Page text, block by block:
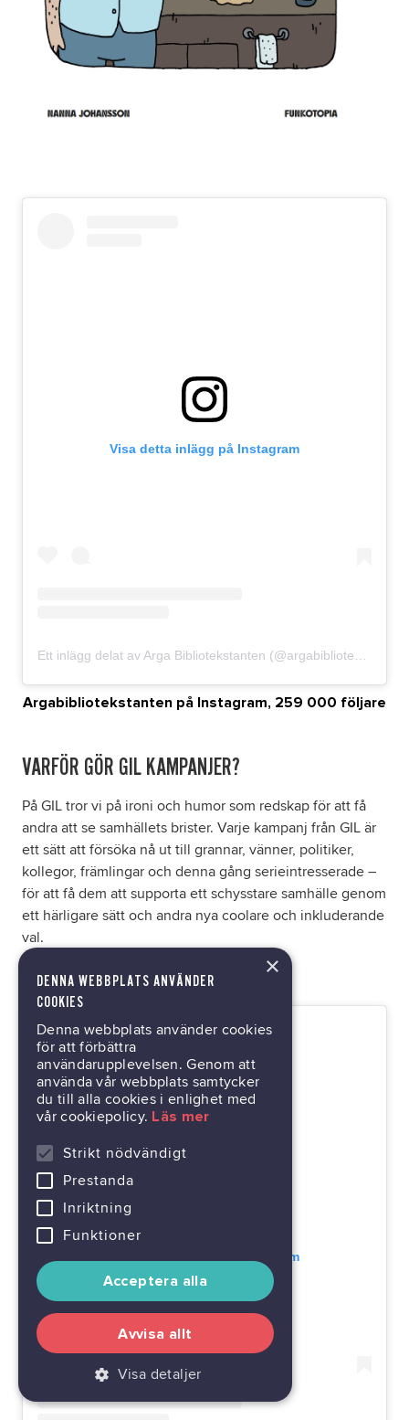
Visa detta inlägg på Instagram
Argabibliotekstanten på Instagram, 259 000 följare
VARFÖR GÖR GIL KAMPANJER?
På GIL tror vi på ironi och humor som redskap för att få
andra att se samhällets brister. Varje kampanj från GIL är
ett sätt att försöka nå ut till grannar, vänner, politiker,
kollegor, främlingar och denna gång serieintresserade –
för att få dem att supporta ett schysstare samhälle genom
ett härligare sätt och andra nya coolare och inkluderande
val.
Visa detta inlägg på Instagram
×
DENNA WEBBPLATS ANVÄNDER
COOKIES
Denna webbplats använder cookies
för att förbättra
användarupplevelsen. Genom att
använda vår webbplats samtycker
du till alla cookies i enlighet med
vår cookiepolicy. Läs mer
Strikt nödvändigt
Prestanda
Inriktning
Funktioner
Acceptera alla
Avvisa allt
Visa detaljer